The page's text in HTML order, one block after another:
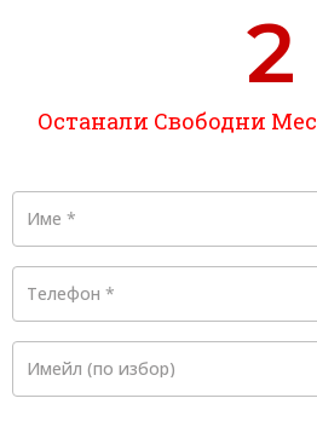
Останали Свободни
2
Име *
Телефон *
Имейл (по избор)